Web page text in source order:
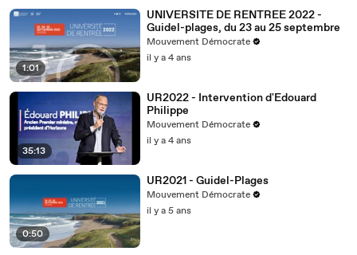
1:01
UNIVERSITE DE RENTREE 2022 -
Guidel-plages, du 23 au 25 septembre
Mouvement Démocrate
il y a 4 ans
35:13
UR2022 - Intervention d'Edouard
Philippe
Mouvement Démocrate
il y a 4 ans
0:50
UR2021 - Guidel-Plages
Mouvement Démocrate
il y a 5 ans